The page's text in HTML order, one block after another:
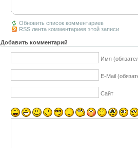
Обновить список комментариев
RSS лента комментариев этой записи
Добавить комментарий
Имя
E-Mail
Сайт